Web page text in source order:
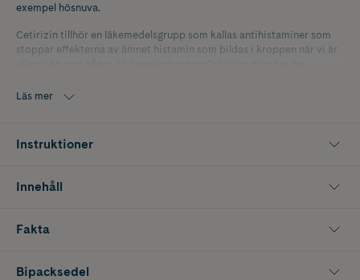
exempel hösnuva.
Cetirizin tillhör en läkemedelsgrupp som kallas antihistaminer som
stoppar effekterna av ämnet histamin som bildas i kroppen när vi är
Läs mer
Instruktioner
Innehåll
Fakta
Bipacksedel